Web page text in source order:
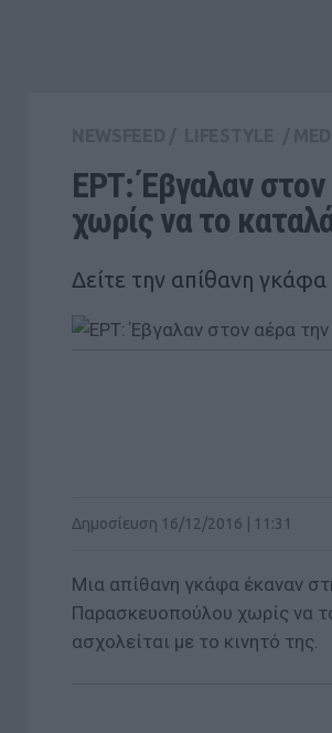
ΕΡΤ: Έβγαλαν
χωρίς να το
Δείτε την απίθανη
Δημοσίευση 16/12/2016 | 11:31
Μια απίθανη γκάφα έκαναν
Παρασκευοπούλου χωρίς να
ασχολείται με το κινητό της.